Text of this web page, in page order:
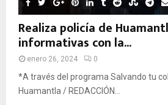
Realiza policía de
informativas con la...
enero 26, 2024 0
*A través del programa Salvando tu
Huamantla / REDACCIÓN...